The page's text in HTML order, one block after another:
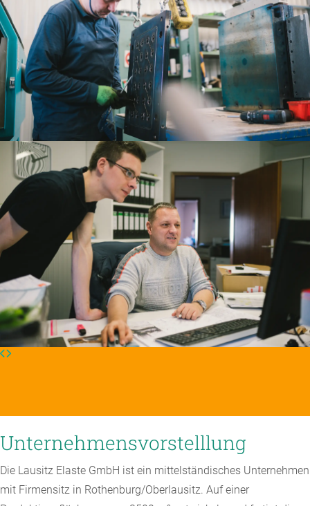
Unternehmensvorstelllung
Die Lausitz Elaste GmbH ist ein mittelständisches Unternehmen
mit Firmensitz in Rothenburg/Oberlausitz. Auf einer